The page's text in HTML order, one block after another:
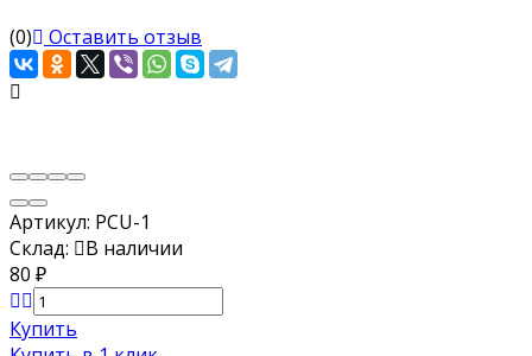
(0) Оставить отзыв
Артикул: PCU-1
Склад:
В наличии
80 ₽
Купить